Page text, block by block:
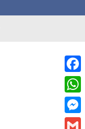
Facebook
WhatsApp
Messenger